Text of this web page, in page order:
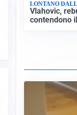
LONTANO
Vlahovic,
contendono